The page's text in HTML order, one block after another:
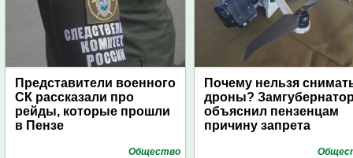
Представители военного
СК рассказали про
рейды, которые прошли
в Пензе
Общество
Почему нельзя
дроны?
объяснил пензенцам
причину запрета